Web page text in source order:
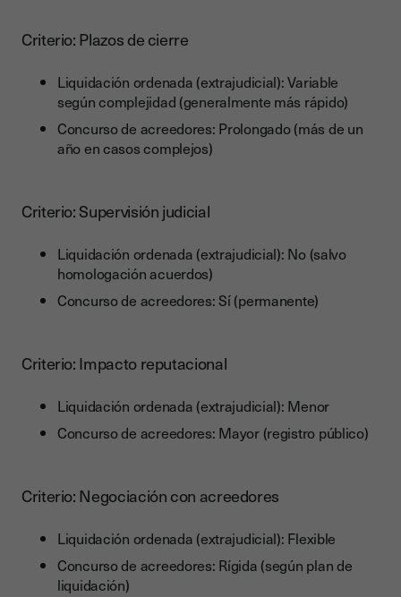
Criterio: Plazos de cierre
Liquidación ordenada (extrajudicial): Variable
según complejidad (generalmente más rápido)
Concurso de acreedores: Prolongado (más de un
año en casos complejos)
Criterio: Supervisión judicial
Liquidación ordenada (extrajudicial): No (salvo
homologación acuerdos)
Concurso de acreedores: Sí (permanente)
Criterio: Impacto reputacional
Liquidación ordenada (extrajudicial): Menor
Concurso de acreedores: Mayor (registro público)
Criterio: Negociación con acreedores
Liquidación ordenada (extrajudicial): Flexible
Concurso de acreedores: Rígida (según plan de
liquidación)